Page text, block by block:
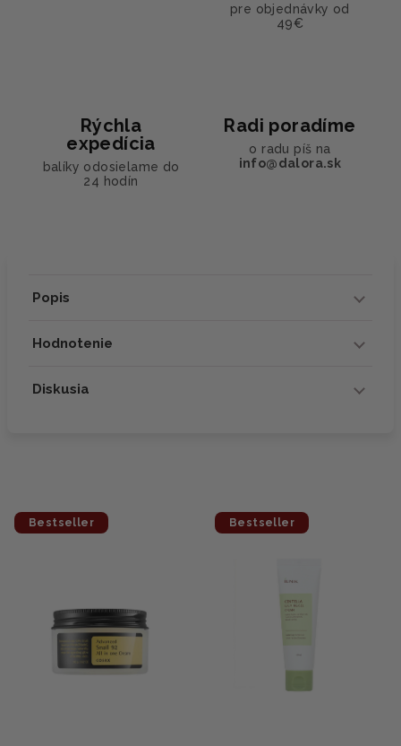
pre objednávky od
49€
Rýchla
expedícia
balíky odosielame do
24 hodín
Radi poradíme
o radu píš na
info@dalora.sk
Popis
Hodnotenie
Diskusia
Bestseller Bestseller